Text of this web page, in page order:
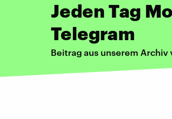
Jeden Tag
Telegram
Beitrag aus unserem Archiv